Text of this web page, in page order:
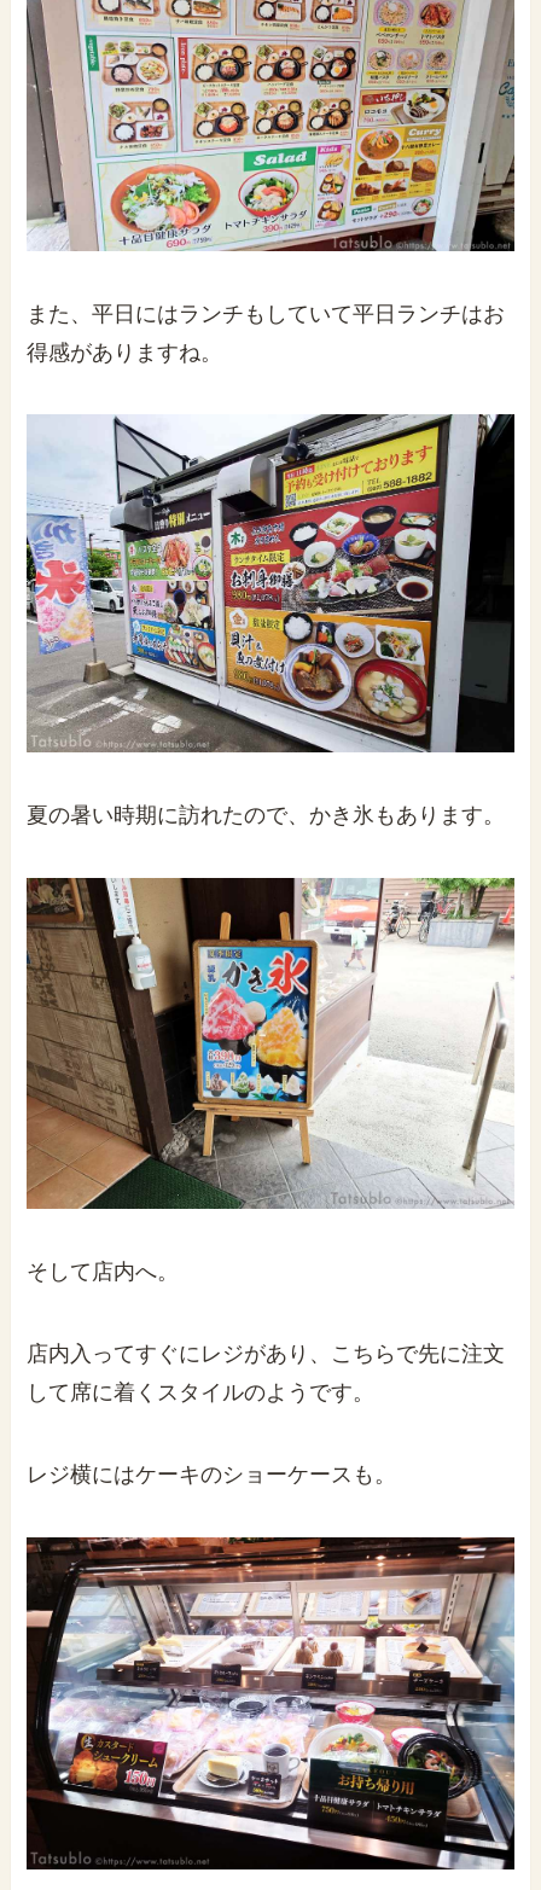
また、平日にはランチもしていて平日ランチはお
得感がありますね。
夏の暑い時期に訪れたので、かき氷もあります。
そして店内へ。
店内入ってすぐにレジがあり、こちらで先に注文
して席に着くスタイルのようです。
レジ横にはケーキのショーケースも。